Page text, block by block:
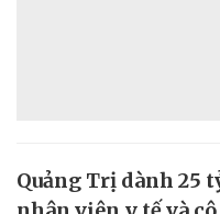
Quảng Trị dành 25